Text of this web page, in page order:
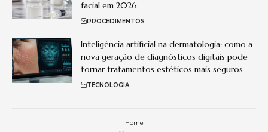
facial em 2026
PROCEDIMENTOS
Inteligência artificial na dermatologia: como a
nova geração de diagnósticos digitais pode
tornar tratamentos estéticos mais seguros
TECNOLOGIA
Home